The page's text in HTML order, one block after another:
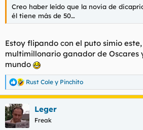
Creo haber leído que la novia de
él tiene más de 50…
Estoy flipando con el puto simio
multimillonario ganador de Oscares
mundo
R
e
a
c
c
i
Rust Cole y Pinchito
Leger
Freak